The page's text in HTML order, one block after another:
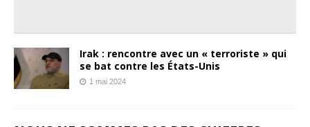
Irak : rencontre avec un « terroriste » qui
se bat contre les États-Unis
1 mai 2024